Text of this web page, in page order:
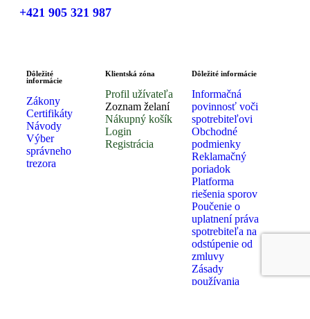
+421 905 321 987
Dôležité
informácie
Zákony
Certifikáty
Návody
Výber
správneho
trezora
Klientská zóna
Profil užívateľa
Zoznam želaní
Nákupný košík
Login
Registrácia
Dôležité informácie
Informačná
povinnosť voči
spotrebiteľovi
Obchodné
podmienky
Reklamačný
poriadok
Platforma
riešenia sporov
Poučenie o
uplatnení práva
spotrebiteľa na
odstúpenie od
zmluvy
Zásady
používania